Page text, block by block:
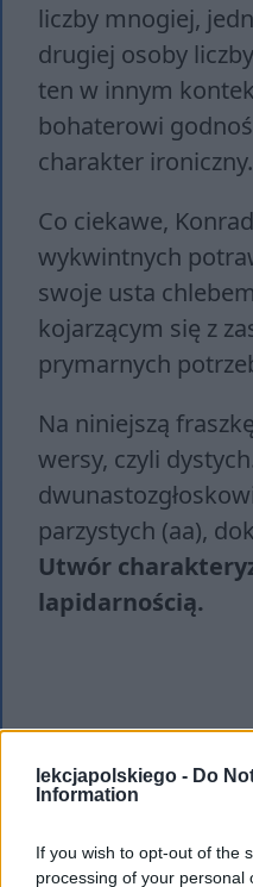
lekcjapolskiego - Do
Information
If you wish to opt-out of the
processing of your personal
liczby mnogiej,
drugiej osoby
ten w innym
bohaterowi
charakter ironiczny.
Co ciekawe,
wykwintnych
swoje usta
kojarzącym się z
prymarnych
Na niniejszą
wersy, czyli
parzystych (aa),
Utwór
lapidarnością.